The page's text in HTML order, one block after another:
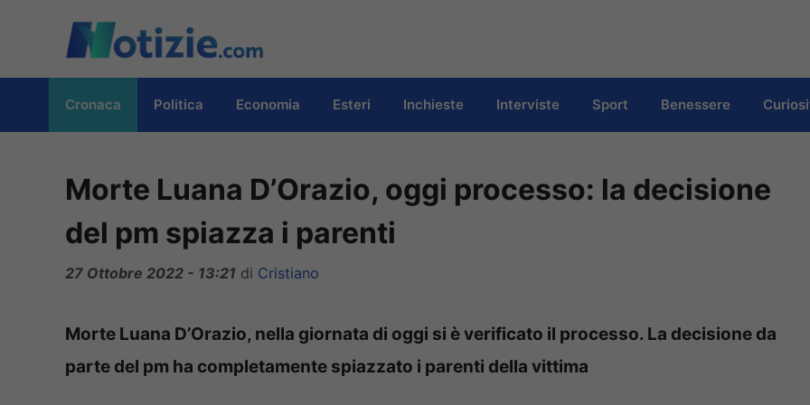
contenuto
Cronaca Politica Economia Esteri Inchieste Interviste Sport Benessere
Morte Luana D’Orazio, oggi processo: la decisione
del pm spiazza i parenti
27 Ottobre 2022 - 13:21 di Cristiano
Morte Luana D’Orazio, nella giornata di oggi si è verificato il processo. La decisione da
parte del pm ha completamente spiazzato i parenti della vittima